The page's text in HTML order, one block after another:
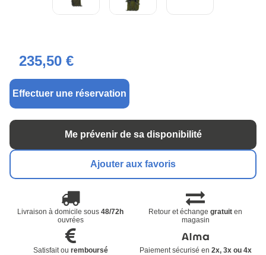
235,50 €
Effectuer une réservation
Me prévenir de sa disponibilité
Ajouter aux favoris
Livraison à domicile sous48/72h
ouvrées
Retour et échangegratuit en
magasin
Satisfait ou remboursé Paiement sécurisé en 2x, 3x ou 4x